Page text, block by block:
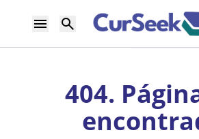
404.